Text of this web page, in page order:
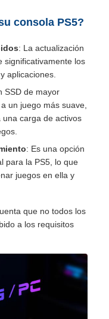
consola PS5?
: La actualización
significativamente los
aplicaciones.
SSD de mayor
un juego más suave,
carga de activos
: Es una opción
para la PS5, lo que
juegos en ella y
que no todos los
a los requisitos